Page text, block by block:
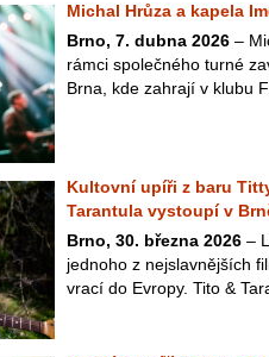
Michal Hrůza a kapela
Brno, 7. dubna 2026 –
rámci společného turné
Brna, kde zahrají v klubu
Kultovní upíři z baru
Tarantula vystoupí v
Brno, 30. března 2026 –
jednoho z nejslavnějších
vrací do Evropy. Tito &